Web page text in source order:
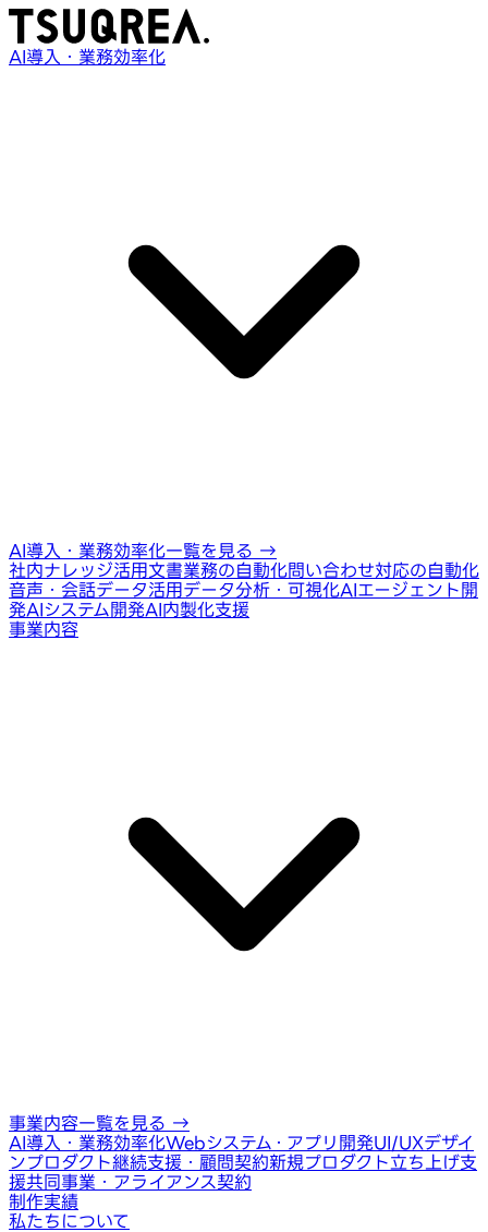
AI導入・業務効率化
AI導入・業務効率化一覧を見る →
社内ナレッジ活用文書業務の自動化問い合わせ対応の自動化
音声・会話データ活用データ分析・可視化AIエージェント開
発AIシステム開発AI内製化支援
事業内容
事業内容一覧を見る →
AI導入・業務効率化Webシステム・アプリ開発UI/UXデザイ
ンプロダクト継続支援・顧問契約新規プロダクト立ち上げ支
援共同事業・アライアンス契約
制作実績
私たちについて